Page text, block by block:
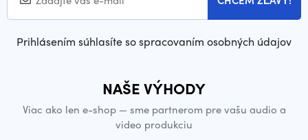
Prihlásením súhlasíte so spracovaním osobných údajov
NAŠE VÝHODY
Viac ako len e-shop — sme partnerom pre vašu audio a
video produkciu